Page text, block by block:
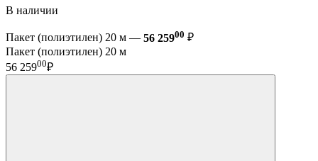
В наличии
Пакет (полиэтилен) 20 м — 56 25900 ₽
Пакет (полиэтилен) 20 м
56 25900₽